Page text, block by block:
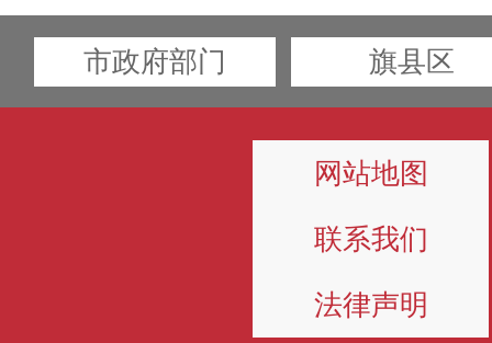
市政府部门 旗县区
网站地图
联系我们
法律声明